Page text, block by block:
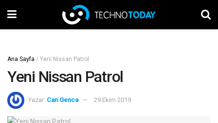
Ana Sayfa / Yeni Nissan Patrol
Yeni Nissan Patrol
Yazar: Can Genca 29 Ekim 2019